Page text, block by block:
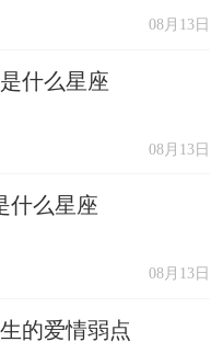
08月13日
什么星座
08月13日
什么星座
08月13日
的爱情弱点